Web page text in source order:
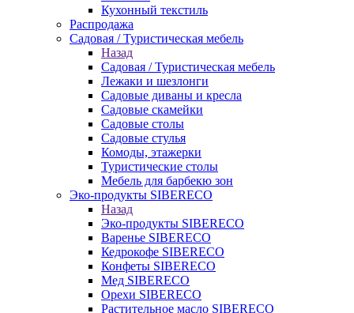
Кухонный текстиль
Распродажа
Садовая / Туристическая мебель
Назад
Садовая / Туристическая мебель
Лежаки и шезлонги
Садовые диваны и кресла
Садовые скамейки
Садовые столы
Садовые стулья
Комоды, этажерки
Туристические столы
Мебель для барбекю зон
Эко-продукты SIBERECO
Назад
Эко-продукты SIBERECO
Варенье SIBERECO
Кедрокофе SIBERECO
Конфеты SIBERECO
Мед SIBERECO
Орехи SIBERECO
Растительное масло SIBERECO